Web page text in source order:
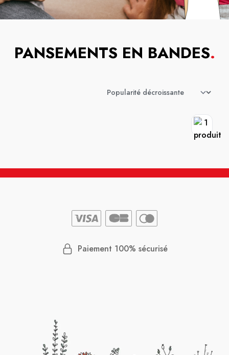
PANSEMENTS EN BANDES.
Paiement 100% sécurisé